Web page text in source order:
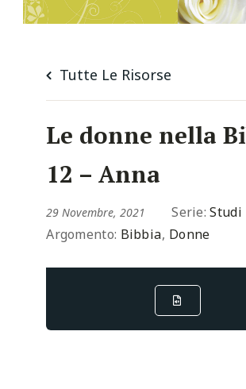
Tutte Le Risorse
Le donne nella
12 – Anna
29 Novembre, 2021 Serie:
Argomento: Bibbia, Donne